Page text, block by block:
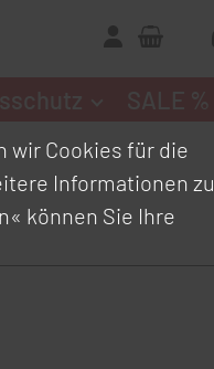
wir Cookies für die
Informationen zu
können Sie Ihre